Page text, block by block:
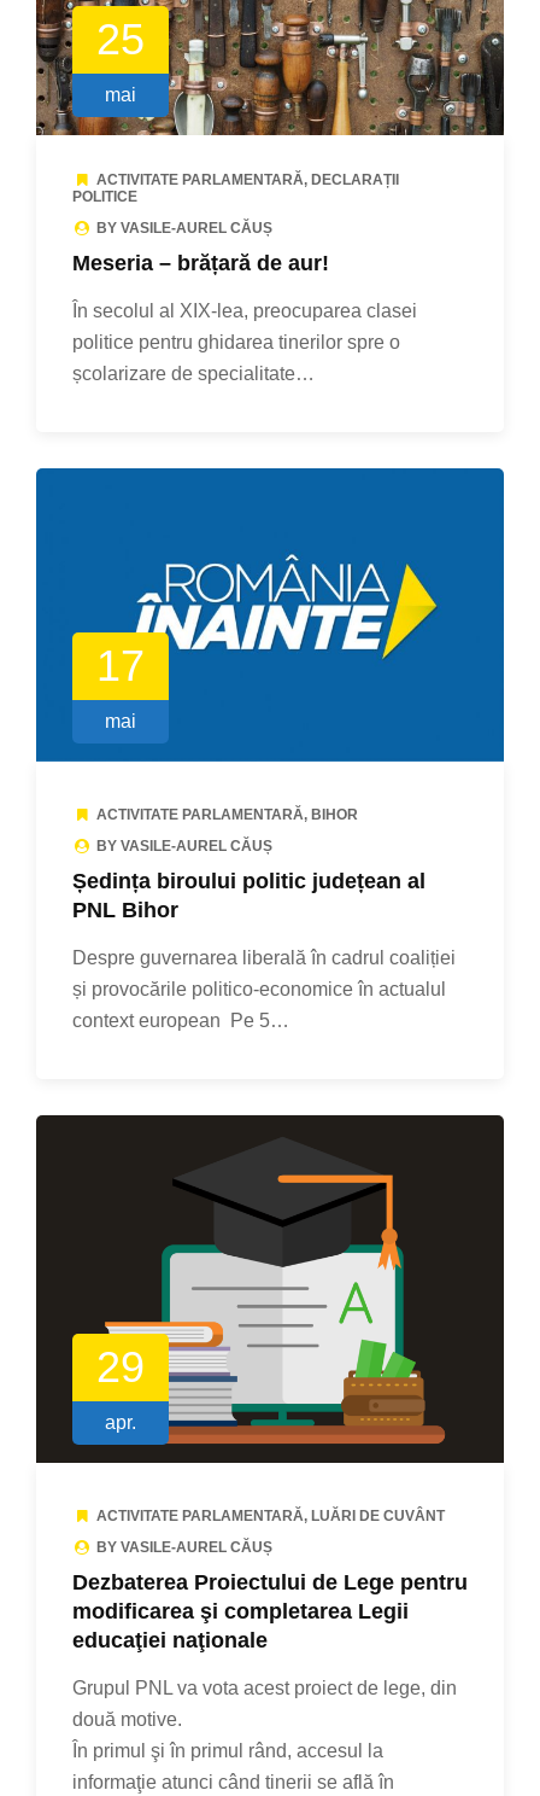
25
mai
ACTIVITATE PARLAMENTARĂ, DECLARAȚII
POLITICE
BY VASILE-AUREL CĂUȘ
Meseria – brățară de aur!
În secolul al XIX-lea, preocuparea clasei
politice pentru ghidarea tinerilor spre o
școlarizare de specialitate…
17
mai
ACTIVITATE PARLAMENTARĂ, BIHOR
BY VASILE-AUREL CĂUȘ
Ședința biroului politic județean al
PNL Bihor
Despre guvernarea liberală în cadrul coaliției
și provocările politico-economice în actualul
context european Pe 5…
29
apr.
ACTIVITATE PARLAMENTARĂ, LUĂRI DE CUVÂNT
BY VASILE-AUREL CĂUȘ
Dezbaterea Proiectului de Lege pentru
modificarea şi completarea Legii
educaţiei naţionale
Grupul PNL va vota acest proiect de lege, din
două motive.
În primul şi în primul rând, accesul la
informaţie atunci când tinerii se află în